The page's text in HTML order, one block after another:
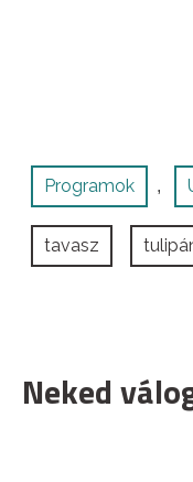
Programok ,
tavasz
Neked